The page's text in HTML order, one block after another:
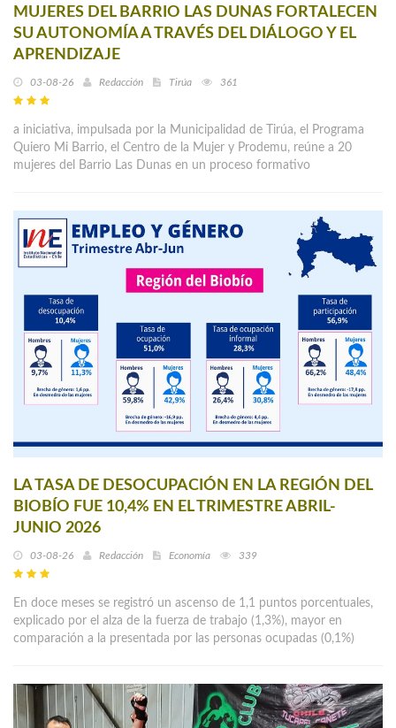
MUJERES DEL BARRIO LAS DUNAS FORTALECEN
SU AUTONOMÍA A TRAVÉS DEL DIÁLOGO Y EL
APRENDIZAJE
03-08-26 Redacción Tirúa 361
a iniciativa, impulsada por la Municipalidad de Tirúa, el Programa
Quiero Mi Barrio, el Centro de la Mujer y Prodemu, reúne a 20
mujeres del Barrio Las Dunas en un proceso formativo
LA TASA DE DESOCUPACIÓN EN LA REGIÓN DEL
BIOBÍO FUE 10,4% EN EL TRIMESTRE ABRIL-
JUNIO 2026
03-08-26 Redacción Economía 339
En doce meses se registró un ascenso de 1,1 puntos porcentuales,
explicado por el alza de la fuerza de trabajo (1,3%), mayor en
comparación a la presentada por las personas ocupadas (0,1%)